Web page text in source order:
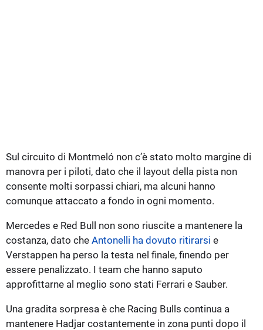
Sul circuito di Montmeló non c’è stato molto margine di
manovra per i piloti, dato che il layout della pista non
consente molti sorpassi chiari, ma alcuni hanno
comunque attaccato a fondo in ogni momento.
Mercedes e Red Bull non sono riuscite a mantenere la
costanza, dato che Antonelli ha dovuto ritirarsi e
Verstappen ha perso la testa nel finale, finendo per
essere penalizzato. I team che hanno saputo
approfittarne al meglio sono stati Ferrari e Sauber.
Una gradita sorpresa è che Racing Bulls continua a
mantenere Hadjar costantemente in zona punti dopo il